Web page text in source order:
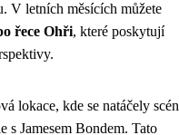
V letních měsících můžete
řece Ohři, které poskytují
lokace, kde se natáčely
Jamesem Bondem. Tato